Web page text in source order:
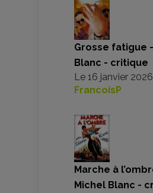
Grosse fatigue
Blanc - critique
Le 16 janvier 2026
FrancoisP
Marche à
Michel Blanc -